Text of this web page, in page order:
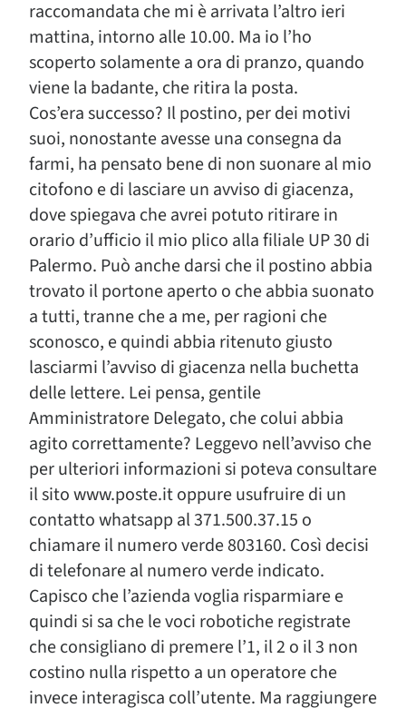
raccomandata che mi è arrivata l’altro ieri
mattina, intorno alle 10.00. Ma io l’ho
scoperto solamente a ora di pranzo, quando
viene la badante, che ritira la posta.
Cos’era successo? Il postino, per dei motivi
suoi, nonostante avesse una consegna da
farmi, ha pensato bene di non suonare al mio
citofono e di lasciare un avviso di giacenza,
dove spiegava che avrei potuto ritirare in
orario d’ufficio il mio plico alla filiale UP 30 di
Palermo. Può anche darsi che il postino abbia
trovato il portone aperto o che abbia suonato
a tutti, tranne che a me, per ragioni che
sconosco, e quindi abbia ritenuto giusto
lasciarmi l’avviso di giacenza nella buchetta
delle lettere. Lei pensa, gentile
Amministratore Delegato, che colui abbia
agito correttamente? Leggevo nell’avviso che
per ulteriori informazioni si poteva consultare
il sito www.poste.it oppure usufruire di un
contatto whatsapp al 371.500.37.15 o
chiamare il numero verde 803160. Così decisi
di telefonare al numero verde indicato.
Capisco che l’azienda voglia risparmiare e
quindi si sa che le voci robotiche registrate
che consigliano di premere l’1, il 2 o il 3 non
costino nulla rispetto a un operatore che
invece interagisca coll’utente. Ma raggiungere